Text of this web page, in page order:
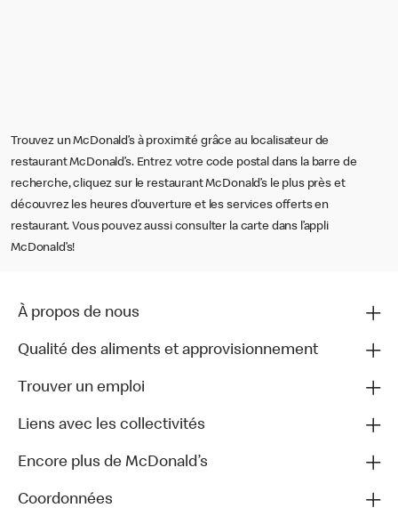
Trouvez un McDonald’s à proximité grâce au localisateur de
restaurant McDonald’s. Entrez votre code postal dans la barre de
recherche, cliquez sur le restaurant McDonald’s le plus près et
découvrez les heures d’ouverture et les services offerts en
restaurant. Vous pouvez aussi consulter la carte dans l’appli
McDonald’s!
À propos de nous
Qualité des aliments et approvisionnement
Trouver un emploi
Liens avec les collectivités
Encore plus de McDonald’s
Coordonnées